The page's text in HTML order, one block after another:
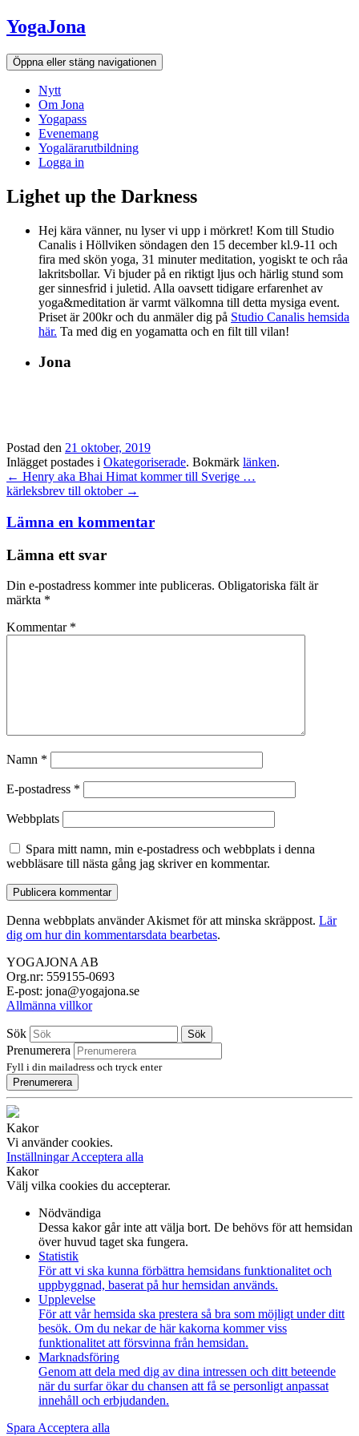
Hoppa
till
innehållet
YogaJona
Öppna eller stäng navigationen
Nytt
Om Jona
Yogapass
Evenemang
Yogalärarutbildning
Logga in
Lighet up the Darkness
Hej kära vänner, nu lyser vi upp i mörkret! Kom till Studio
Canalis i Höllviken söndagen den 15 december kl.9-11 och
fira med skön yoga, 31 minuter meditation, yogiskt te och råa
lakritsbollar. Vi bjuder på en riktigt ljus och härlig stund som
ger sinnesfrid i juletid. Alla oavsett tidigare erfarenhet av
yoga&meditation är varmt välkomna till detta mysiga event.
Priset är 200kr och du anmäler dig på Studio Canalis hemsida
här. Ta med dig en yogamatta och en filt till vilan!
Jona
Postad den 21 oktober, 2019
Inlägget postades i Okategoriserade. Bokmärk länken.
Inläggsnavigation
← Henry aka Bhai Himat kommer till Sverige …
kärleksbrev till oktober →
Lämna en kommentar
Lämna ett svar
Din e-postadress kommer inte publiceras. Obligatoriska fält är
märkta *
Kommentar *
Namn *
E-postadress *
Webbplats
Spara mitt namn, min e-postadress och webbplats i denna
webbläsare till nästa gång jag skriver en kommentar.
Denna webbplats använder Akismet för att minska skräppost. Lär
dig om hur din kommentarsdata bearbetas.
YOGAJONA AB
Org.nr: 559155-0693
E-post: jona@yogajona.se
Allmänna villkor
Sök Sök
Prenumerera
Fyll i din mailadress och tryck enter
Prenumerera
Kakor
Vi använder cookies.
InställningarAcceptera alla
Kakor
Välj vilka cookies du accepterar.
Nödvändiga
Dessa kakor går inte att välja bort. De behövs för att hemsidan
över huvud taget ska fungera.
Statistik
För att vi ska kunna förbättra hemsidans funktionalitet och
uppbyggnad, baserat på hur hemsidan används.
Upplevelse
För att vår hemsida ska prestera så bra som möjligt under ditt
besök. Om du nekar de här kakorna kommer viss
funktionalitet att försvinna från hemsidan.
Marknadsföring
Genom att dela med dig av dina intressen och ditt beteende
när du surfar ökar du chansen att få se personligt anpassat
innehåll och erbjudanden.
Spara Acceptera alla